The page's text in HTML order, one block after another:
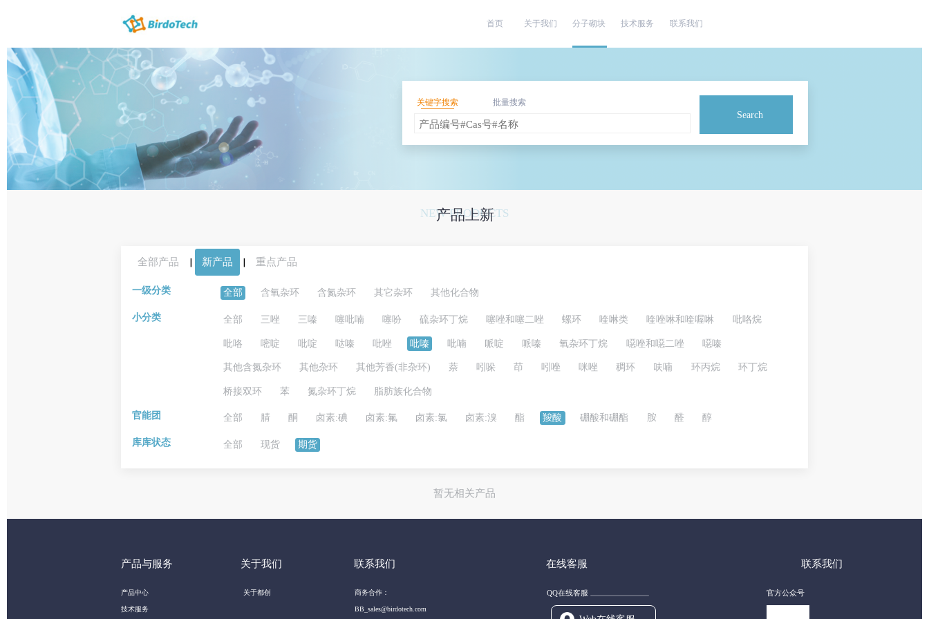
首页 关于我们 分子砌块 技术服务 联系我们
关键字搜索 批量搜索
Search
NEW PRODUCTS
产品上新
全部产品 | 新产品 | 重点产品
一级分类 全部 含氧杂环 含氮杂环 其它杂环 其他化合物
小分类 全部 三唑 三嗪 噻吡喃 噻吩 硫杂环丁烷 噻唑和噻二唑 螺环 喹啉类 喹唑啉和喹喔啉 吡咯烷
吡咯 嘧啶 吡啶 哒嗪 吡唑 吡嗪 吡喃 哌啶 哌嗪 氧杂环丁烷 噁唑和噁二唑 噁嗪
其他含氮杂环 其他杂环 其他芳香(非杂环) 萘 吲哚 茚 吲唑 咪唑 稠环 呋喃 环丙烷 环丁烷
桥接双环 苯 氮杂环丁烷 脂肪族化合物
官能团 全部 腈 酮 卤素:碘 卤素:氟 卤素:氯 卤素:溴 酯 羧酸 硼酸和硼酯 胺 醛 醇
库库状态 全部 现货 期货
暂无相关产品
产品与服务 关于我们 联系我们 在线客服 联系我们
产品中心
技术服务
关于都创 商务合作：
BB_sales@birdotech.com
QQ在线客服 官方公众号